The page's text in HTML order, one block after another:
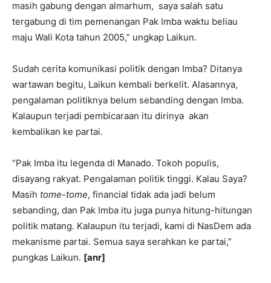
masih gabung dengan almarhum, saya salah satu
tergabung di tim pemenangan Pak Imba waktu beliau
maju Wali Kota tahun 2005,” ungkap Laikun.
Sudah cerita komunikasi politik dengan Imba? Ditanya
wartawan begitu, Laikun kembali berkelit. Alasannya,
pengalaman politiknya belum sebanding dengan Imba.
Kalaupun terjadi pembicaraan itu dirinya akan
kembalikan ke partai.
“Pak Imba itu legenda di Manado. Tokoh populis,
disayang rakyat. Pengalaman politik tinggi. Kalau Saya?
Masih tome-tome, financial tidak ada jadi belum
sebanding, dan Pak Imba itu juga punya hitung-hitungan
politik matang. Kalaupun itu terjadi, kami di NasDem ada
mekanisme partai. Semua saya serahkan ke partai,”
pungkas Laikun. [anr]